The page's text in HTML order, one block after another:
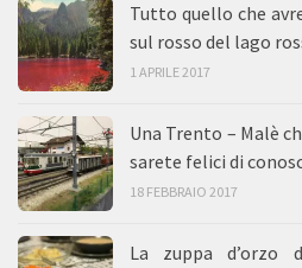
Tutto quello che
sul rosso del lago
1 APRILE 2017
Una Trento – Malè
sarete felici di
18 FEBBRAIO 2017
La zuppa d’orzo